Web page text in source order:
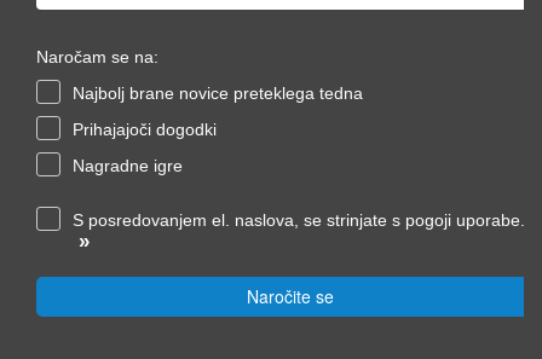
Naročam se na:
Najbolj brane novice preteklega tedna
Prihajajoči dogodki
Nagradne igre
S posredovanjem el. naslova, se strinjate s pogoji uporabe.
»
Naročite se